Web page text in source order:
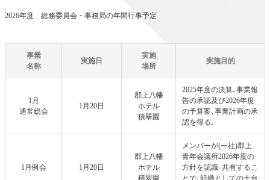
2026年度 総務委員会・事務局の年間行事予定
事業
名称
実施日
実施
場所
実施目的
1月
通常総会
1月20日
郡上八幡
ホテル
積翠園
2025年度の決算､事業報
告の承認及び2026年度
の予算案､事業計画の承
認を得る｡
1月例会 1月20日
郡上八幡
ホテル
メンバーが(一社)郡上
青年会議所2026年度の
方針を認識･共有するこ